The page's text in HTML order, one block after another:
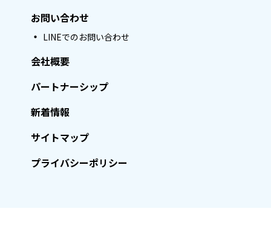
お問い合わせ
LINEでのお問い合わせ
会社概要
パートナーシップ
新着情報
サイトマップ
プライバシーポリシー